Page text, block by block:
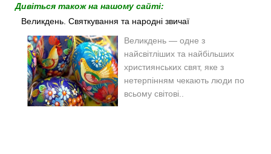
Дивіться також на нашому сайті:
Великдень. Святкування та народні звичаї
Великдень — одне з
найсвітліших та найбільших
християнських свят, яке з
нетерпінням чекають люди по
всьому світові..